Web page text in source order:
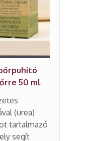
50 ml
(urea)
tartalmazó
segít